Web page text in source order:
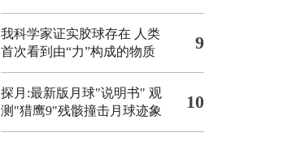
我科学家证实胶球存在 人类
首次看到由“力”构成的物质
9
探月:最新版月球"说明书" 观
测"猎鹰9"残骸撞击月球迹象
10